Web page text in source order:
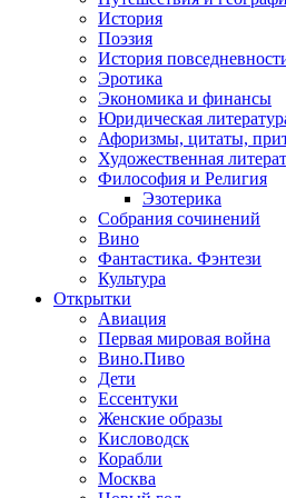
История
Поэзия
История
Эротика
Экономика и финансы
Юридическая
Афоризмы, цитаты,
Художественная
Философия и Религия
Эзотерика
Собрания сочинений
Вино
Фантастика. Фэнтези
Культура
Открытки
Авиация
Первая мировая война
Вино.Пиво
Дети
Ессентуки
Женские образы
Кисловодск
Корабли
Москва